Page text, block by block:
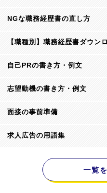
NGな職務経歴書の直し方
【職種別】職務経歴書ダウン
自己PRの書き方・例文
志望動機の書き方・例文
面接の事前準備
求人広告の用語集
一覧